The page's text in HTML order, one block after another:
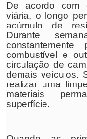
De acordo com
viária, o longo
acúmulo de
Durante
combustível e
circulação de
demais veículos.
realizar uma
materiais
superfície.